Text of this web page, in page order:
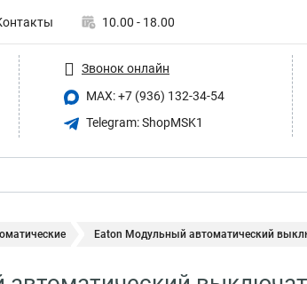
10.00 - 18.00
Звонок онлайн
MAX: +7 (936) 132-34-54
Telegram: ShopMSK1
Eaton Модульный автоматический